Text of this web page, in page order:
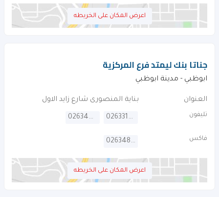
اعرض المكان على الخريطه
جناتا بنك ليمتد فرع المركزية
ابوظبي - مدينة ابوظبي
العنوان بناية المنصورى شارع زايد الاول
تليفون 026331400
026344542
فاكس 026348749
اعرض المكان على الخريطه